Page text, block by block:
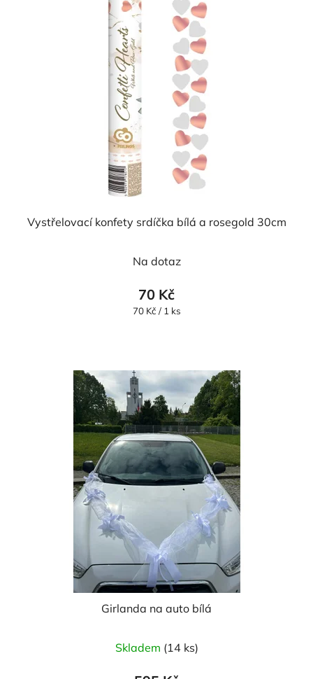
Vystřelovací konfety srdíčka bílá a rosegold 30cm
Na dotaz
70 Kč
Měrná
70 Kč / 1 ks
Girlanda na auto bílá
hodnocení
produktu
Skladem (14 ks)